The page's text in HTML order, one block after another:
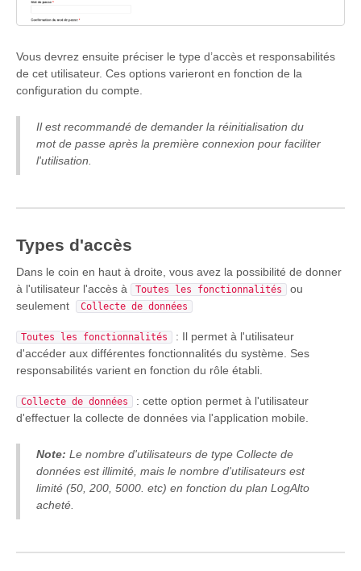
Vous devrez ensuite préciser le type d’accès et responsabilités
de cet utilisateur. Ces options varieront en fonction de la
configuration du compte.
Il est recommandé de demander la réinitialisation du
mot de passe après la première connexion pour faciliter
l'utilisation.
Types d'accès
Dans le coin en haut à droite, vous avez la possibilité de donner
à l'utilisateur l'accès à
Toutes les fonctionnalités
ou
seulement
Collecte de données
Toutes les fonctionnalités
: Il permet à l'utilisateur
d'accéder aux différentes fonctionnalités du système. Ses
responsabilités varient en fonction du rôle établi.
Collecte de données
: cette option permet à l'utilisateur
d'effectuer la collecte de données via l'application mobile.
Note: Le nombre d'utilisateurs de type Collecte de
données est illimité, mais le nombre d'utilisateurs est
limité (50, 200, 5000. etc) en fonction du plan LogAlto
acheté.